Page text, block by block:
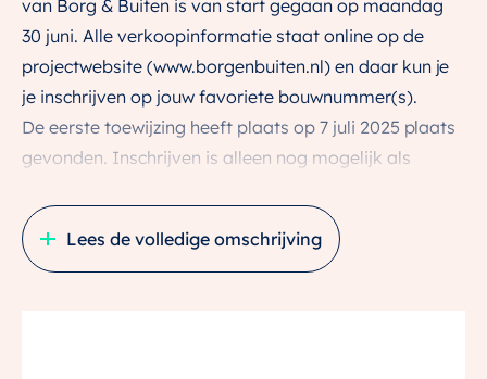
van Borg & Buiten is van start gegaan op maandag
30 juni. Alle verkoopinformatie staat online op de
projectwebsite (www.borgenbuiten.nl) en daar kun je
je inschrijven op jouw favoriete bouwnummer(s).
De eerste toewijzing heeft plaats op 7 juli 2025 plaats
gevonden. Inschrijven is alleen nog mogelijk als
Het woningaanbod
In Borg & Buiten fase 3A komen 55 duurzame
Lees de volledige omschrijving